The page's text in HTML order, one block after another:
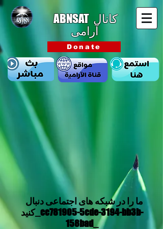
ABNSAT کانال
آرامی
Donate
کنید_cc781905-5cde-3194-bb3b-
158bad_